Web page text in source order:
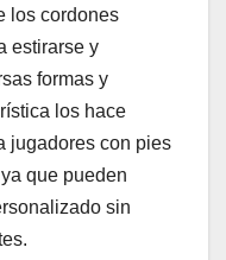
los cordones
estirarse y
formas y
los hace
jugadores con pies
que pueden
sin